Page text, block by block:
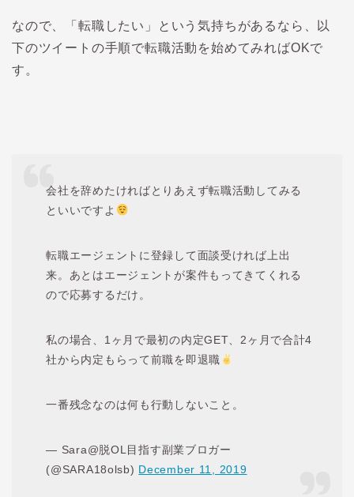
なので、「転職したい」という気持ちがあるなら、以
下のツイートの手順で転職活動を始めてみればOKで
す。
会社を辞めたければとりあえず転職活動してみる
といいですよ
転職エージェントに登録して面談受ければ上出
来。あとはエージェントが案件もってきてくれる
ので応募するだけ。
私の場合、1ヶ月で最初の内定GET、2ヶ月で合計4
社から内定もらって前職を即退職
一番残念なのは何も行動しないこと。
— Sara@脱OL目指す副業ブロガー
(@SARA18olsb) December 11, 2019